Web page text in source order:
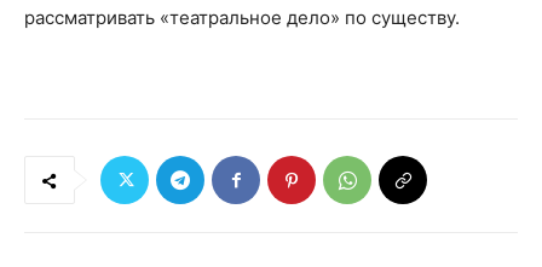
рассматривать «театральное дело» по существу.